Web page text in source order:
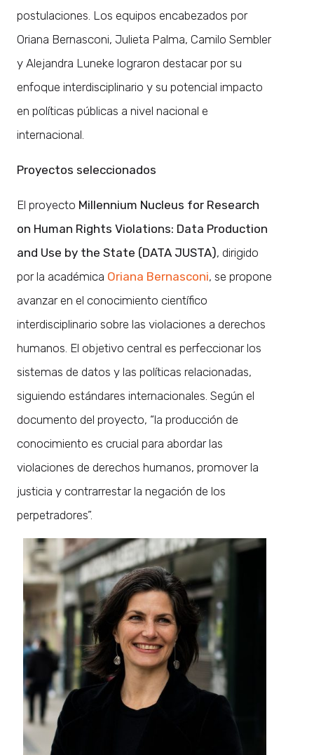
postulaciones. Los equipos encabezados por
Oriana Bernasconi, Julieta Palma, Camilo Sembler
y Alejandra Luneke lograron destacar por su
enfoque interdisciplinario y su potencial impacto
en políticas públicas a nivel nacional e
internacional.
Proyectos seleccionados
El proyecto Millennium Nucleus for Research
on Human Rights Violations: Data Production
and Use by the State (DATA JUSTA), dirigido
por la académica Oriana Bernasconi, se propone
avanzar en el conocimiento científico
interdisciplinario sobre las violaciones a derechos
humanos. El objetivo central es perfeccionar los
sistemas de datos y las políticas relacionadas,
siguiendo estándares internacionales. Según el
documento del proyecto, “la producción de
conocimiento es crucial para abordar las
violaciones de derechos humanos, promover la
justicia y contrarrestar la negación de los
perpetradores”.